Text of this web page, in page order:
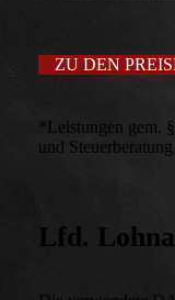
ZU DEN
*Leistungen gem.
und Steuerberatung
Lfd.